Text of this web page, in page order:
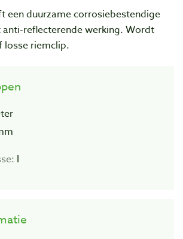
een duurzame corrosiebestendige
reflecterende werking. Wordt
losse riemclip.
I